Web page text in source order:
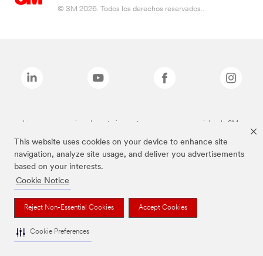
This website uses cookies on your device to enhance site
navigation, analyze site usage, and deliver you advertisements
based on your interests.
Cookie Notice
Reject Non-Essential Cookies Accept Cookies
Cookie Preferences
© 3M 2026. Todos los derechos reservados..
Las marcas mencionadas anteriormente son marcas comerciales de 3M.